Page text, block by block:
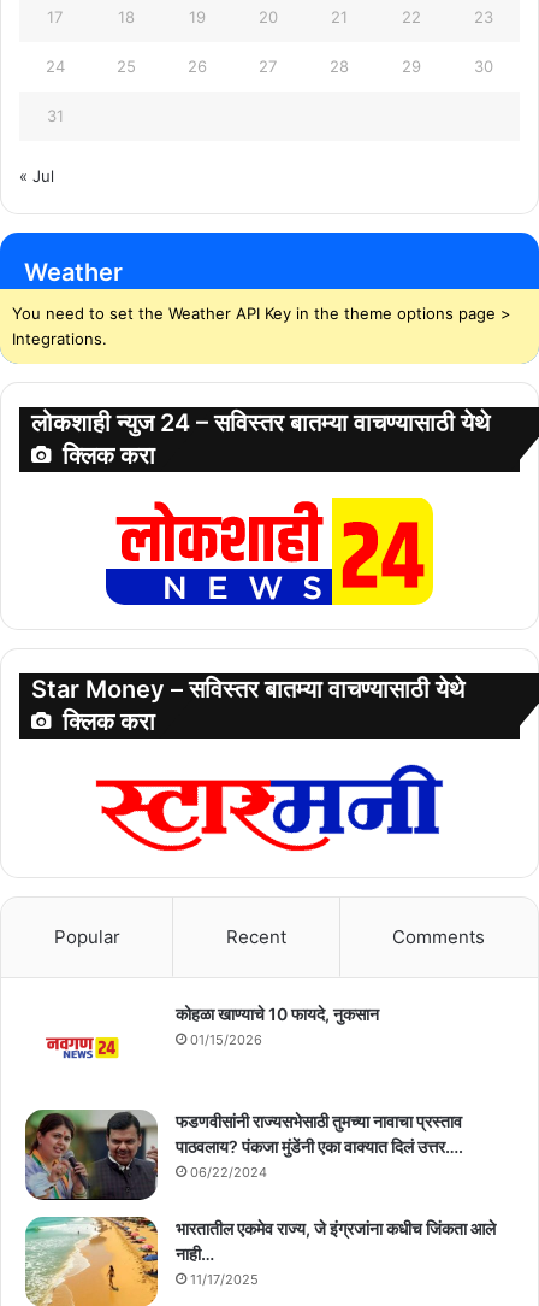
17 18 19 20 21 22 23
24 25 26 27 28 29 30
31
« Jul
Weather
You need to set the Weather API Key in the theme options page >
Integrations.
लोकशाही न्युज 24 – सविस्तर बातम्या वाचण्यासाठी येथे
क्लिक करा
Star Money – सविस्तर बातम्या वाचण्यासाठी येथे
क्लिक करा
Popular Recent Comments
कोहळा खाण्याचे 10 फायदे, नुकसान
01/15/2026
फडणवीसांनी राज्यसभेसाठी तुमच्या नावाचा प्रस्ताव
पाठवलाय? पंकजा मुंडेंनी एका वाक्यात दिलं उत्तर….
06/22/2024
भारतातील एकमेव राज्य, जे इंग्रजांना कधीच जिंकता आले
नाही…
11/17/2025